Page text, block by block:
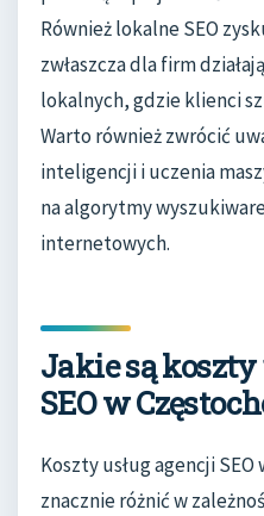
Również lokalne SEO
zwłaszcza dla firm
lokalnych, gdzie klienci
Warto również zwrócić
inteligencji i uczenia
na algorytmy
internetowych.
Jakie są koszty
SEO w
Koszty usług agencji
znacznie różnić w